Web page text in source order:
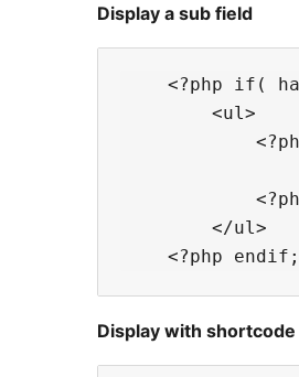
Display a sub field
<?php if(
        <ul>
        </ul>
Display with shortcode